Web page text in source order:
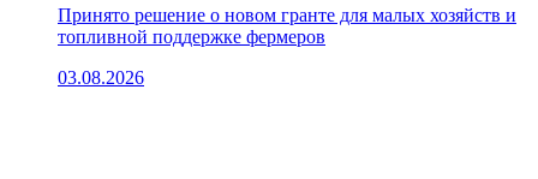
Принято решение о новом гранте для малых хозяйств и
топливной поддержке фермеров
03.08.2026